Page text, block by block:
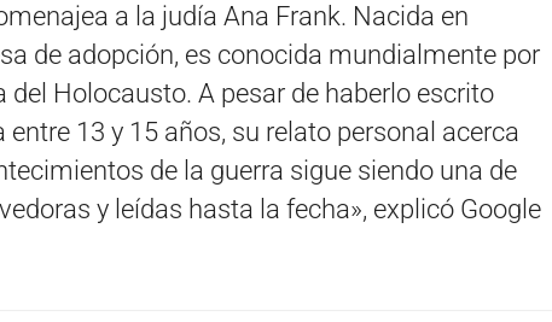
a la judía Ana Frank. Nacida en
de adopción, es conocida mundialmente por
del Holocausto. A pesar de haberlo escrito
13 y 15 años, su relato personal acerca
de la guerra sigue siendo una de
y leídas hasta la fecha», explicó Google